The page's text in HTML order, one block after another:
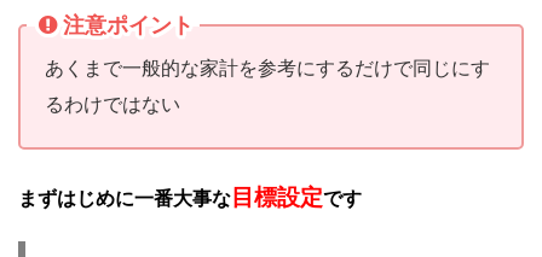
注意ポイント
あくまで一般的な家計を参考にするだけで同じにす
るわけではない
まずはじめに一番大事な 目標設定です